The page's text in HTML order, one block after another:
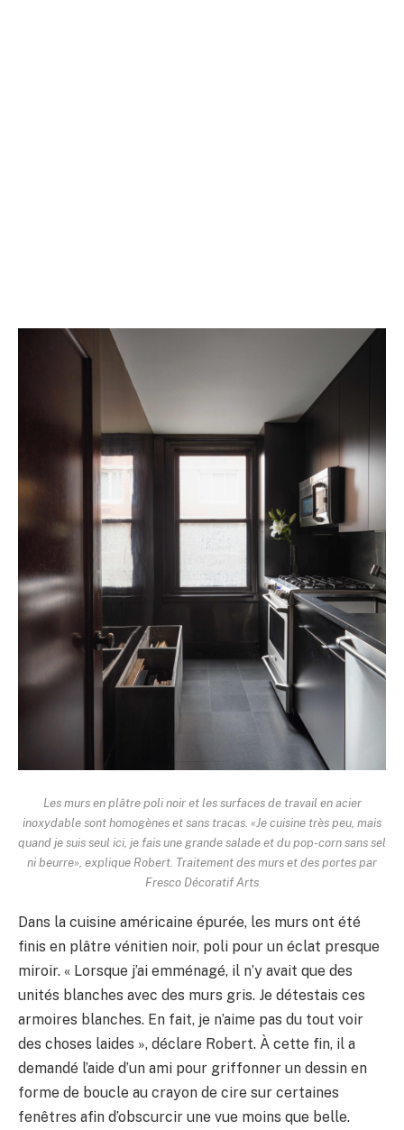
Les murs en plâtre poli noir et les surfaces de travail en acier
inoxydable sont homogènes et sans tracas. «Je cuisine très peu, mais
quand je suis seul ici, je fais une grande salade et du pop-corn sans sel
ni beurre», explique Robert. Traitement des murs et des portes par
Fresco Décoratif Arts
Dans la cuisine américaine épurée, les murs ont été
finis en plâtre vénitien noir, poli pour un éclat presque
miroir. « Lorsque j’ai emménagé, il n’y avait que des
unités blanches avec des murs gris. Je détestais ces
armoires blanches. En fait, je n’aime pas du tout voir
des choses laides », déclare Robert. À cette fin, il a
demandé l’aide d’un ami pour griffonner un dessin en
forme de boucle au crayon de cire sur certaines
fenêtres afin d’obscurcir une vue moins que belle.